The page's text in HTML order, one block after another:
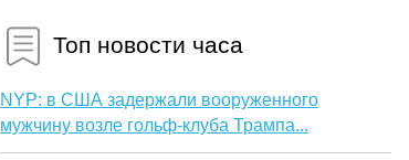
Топ новости часа
NYP: в США задержали вооруженного
мужчину возле гольф-клуба Трампа...